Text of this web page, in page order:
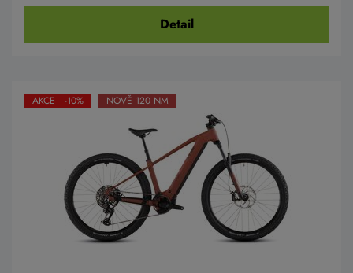
Detail
AKCE -10% NOVĚ 120 NM